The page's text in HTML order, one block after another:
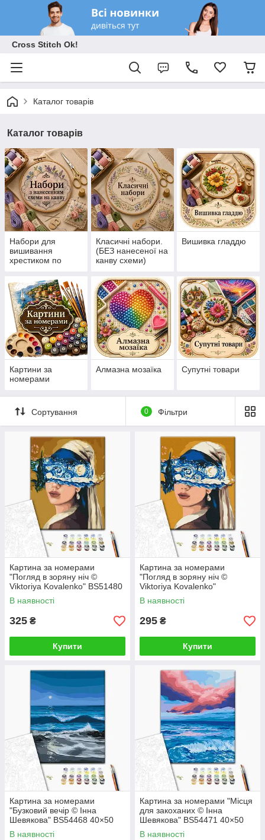
Cross Stitch Ok!
Каталог товарів
Каталог товарів
Набори для
вишивання
хрестиком по
канву схемі
Класичні набори.
(БЕЗ нанесеної на
канву схеми)
Вишивка гладдю
Картини за
номерами
Алмазна мозаїка Супутні товари
Сортування 0 Фільтри
Картина за номерами
"Погляд в зоряну ніч ©
Viktoriya Kovalenko" BS51480
40×50 см
В наявності
325 ₴
Купити
Картина за номерами
"Погляд в зоряну ніч ©
Viktoriya Kovalenko"
RBS51480 30×40 см
В наявності
295 ₴
Купити
Картина за номерами
"Бузковий вечір © Інна
Шевякова" BS54468 40×50
см
В наявності
Картина за номерами "Місця
для закоханих © Інна
Шевякова" BS54471 40×50
см
В наявності